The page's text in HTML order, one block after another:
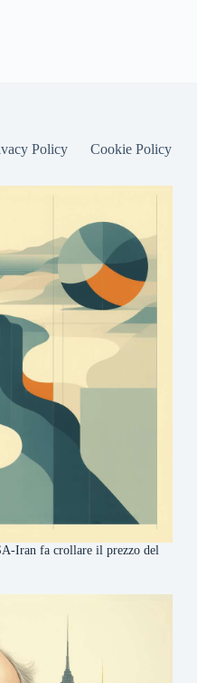
Policy Cookie Policy
Iran fa crollare il prezzo del